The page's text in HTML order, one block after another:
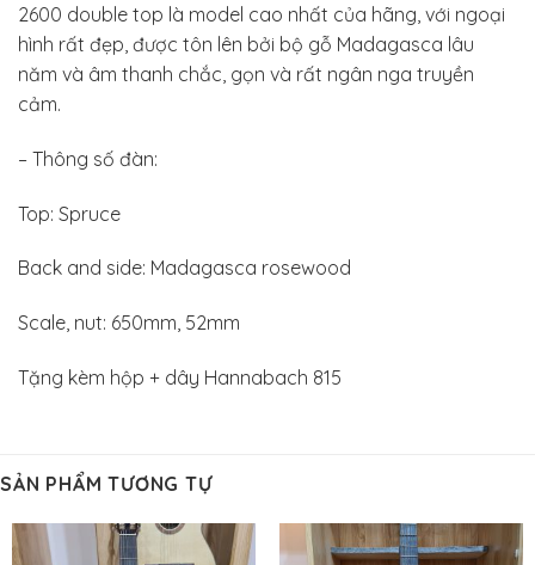
2600 double top là model cao nhất của hãng, với ngoại
hình rất đẹp, được tôn lên bởi bộ gỗ Madagasca lâu
năm và âm thanh chắc, gọn và rất ngân nga truyền
cảm.
– Thông số đàn:
Top: Spruce
Back and side: Madagasca rosewood
Scale, nut: 650mm, 52mm
Tặng kèm hộp + dây Hannabach 815
SẢN PHẨM TƯƠNG TỰ